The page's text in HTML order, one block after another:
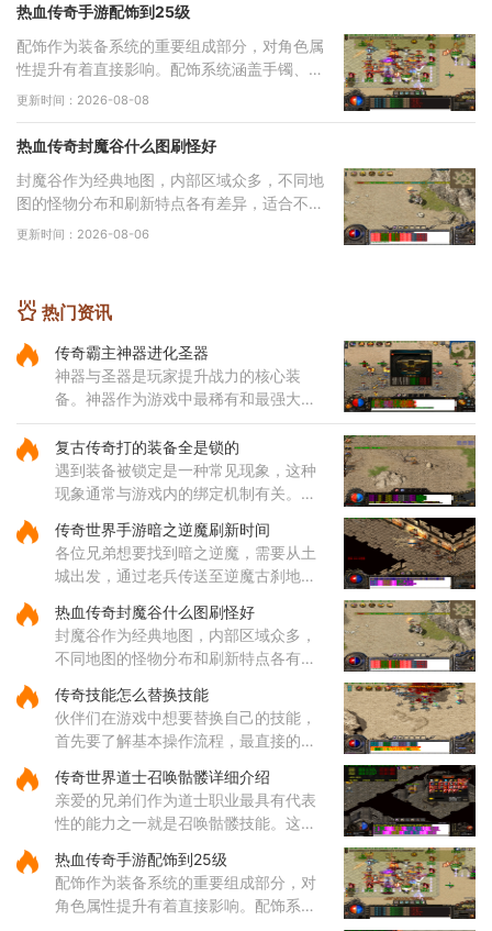
热血传奇手游配饰到25级
配饰作为装备系统的重要组成部分，对角色属
性提升有着直接影响。配饰系统涵盖手镯、戒
指、项链等多个部位，每个部位都有其独特的
配
更新时间：2026-08-08
热血传奇封魔谷什么图刷怪好
封魔谷作为经典地图，内部区域众多，不同地
图的怪物分布和刷新特点各有差异，适合不同
类型的玩家需求。从综合角度来看，纵横道作
更新时间：2026-08-06
热门资讯
传奇霸主神器进化圣器
神器与圣器是玩家提升战力的核心装
备。神器作为游戏中最稀有和最强大的
装备之一，拥有远超其他装备的属性，
每种神器都具备独特的技能和被动效
果。玩家收集一定数量的神器后，
复古传奇打的装备全是锁的
遇到装备被锁定是一种常见现象，这种
现象通常与游戏内的绑定机制有关。部
上，这种绑定状态会限制装备的交易和
丢弃功能。装备锁定是游戏设计
传奇世界手游暗之逆魔刷新时间
各位兄弟想要找到暗之逆魔，需要从土
城出发，通过老兵传送至逆魔古刹地
魔阵中，咱们需要先进入右边的门，然
后按照逆时针方向前进，最终将
热血传奇封魔谷什么图刷怪好
封魔谷作为经典地图，内部区域众多，
不同地图的怪物分布和刷新特点各有差
角度来看，纵横道作为一个枢纽性质的
区域，连接着多个重要地点，
传奇技能怎么替换技能
伙伴们在游戏中想要替换自己的技能，
首先要了解基本操作流程，最直接的方
标上通过拖拽操作来调整它们的位置顺
序。这样的调整能够帮助哥哥
传奇世界道士召唤骷髅详细介绍
亲爱的兄弟们作为道士职业最具有代表
性的能力之一就是召唤骷髅技能。这个
能，让你能够通过施法将死去的生灵转
化为强大的骷髅伙伴。当你学
热血传奇手游配饰到25级
配饰作为装备系统的重要组成部分，对
角色属性提升有着直接影响。配饰系统